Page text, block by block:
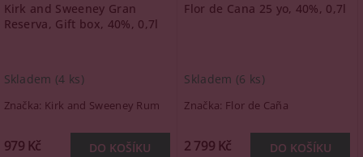
Kirk and Sweeney Gran
Reserva, Gift box, 40%, 0,7l
Skladem (4 ks)
Značka: Kirk and Sweeney Rum
979 Kč
Flor de Cana 25 yo, 40%, 0,7l
Skladem (6 ks)
Značka: Flor de Caña
2 799 Kč